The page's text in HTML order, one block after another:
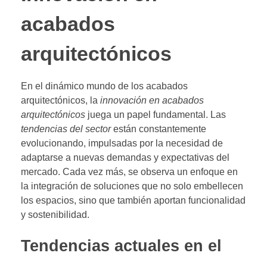
acabados
arquitectónicos
En el dinámico mundo de los acabados
arquitectónicos, la innovación en acabados
arquitectónicos juega un papel fundamental. Las
tendencias del sectorestán constantemente
evolucionando, impulsadas por la necesidad de
adaptarse a nuevas demandas y expectativas del
mercado. Cada vez más, se observa un enfoque en
la integración de soluciones que no solo embellecen
los espacios, sino que también aportan funcionalidad
y sostenibilidad.
Tendencias actuales en el